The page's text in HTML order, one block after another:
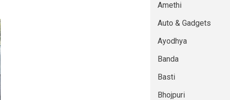
Amethi
Auto & Gadgets
Ayodhya
Banda
Basti
Bhojpuri